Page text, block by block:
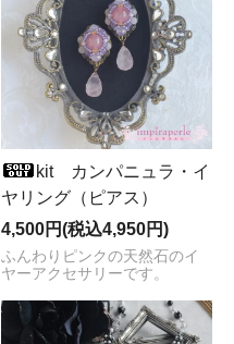
kit カンパニュラ・イ
ヤリング（ピアス）
4,500円(税込4,950円)
ふんわりピンクの天然石のイ
ヤーアクセサリーです。